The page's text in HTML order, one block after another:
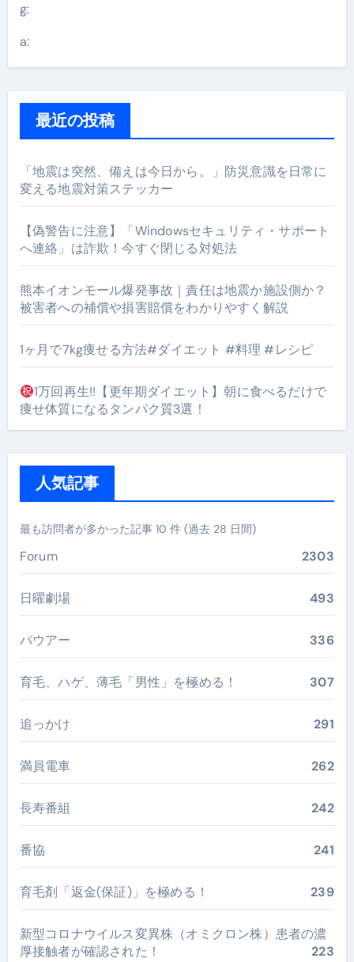
g:
a:
最近の投稿
「地震は突然、備えは今日から。」防災意識を日常に
変える地震対策ステッカー
【偽警告に注意】「Windowsセキュリティ・サポート
へ連絡」は詐欺！今すぐ閉じる対処法
熊本イオンモール爆発事故｜責任は地震か施設側か？
被害者への補償や損害賠償をわかりやすく解説
1ヶ月で7kg痩せる方法#ダイエット #料理 #レシピ
1万回再生!!【更年期ダイエット】朝に食べるだけで
痩せ体質になるタンパク質3選！
人気記事
最も訪問者が多かった記事 10 件 (過去 28 日間)
Forum 2303
日曜劇場 493
バウアー 336
育毛、ハゲ、薄毛「男性」を極める！ 307
追っかけ 291
満員電車 262
長寿番組 242
番協 241
育毛剤「返金(保証)」を極める！ 239
新型コロナウイルス変異株（オミクロン株）患者の濃
厚接触者が確認された！
223